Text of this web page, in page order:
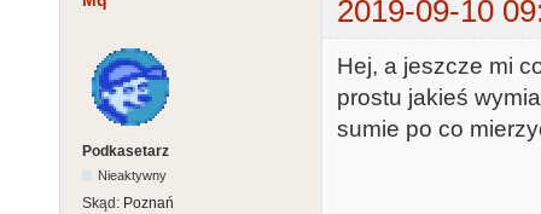
2019-09-10
Podkasetarz
Nieaktywny
Skąd: Poznań
Hej, a jeszcze mi
prostu jakieś
sumie po co